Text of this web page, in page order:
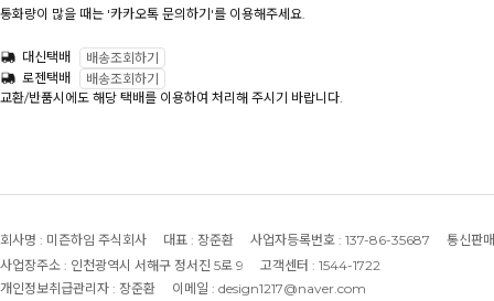
통화량이 많을 때는 '카카오톡 문의하기'를 이용해주세요.
대신택배
배송조회하기
로젠택배
배송조회하기
교환/반품시에도 해당 택배를 이용하여 처리해 주시기 바랍니다.
회사명 : 미즌하임 주식회사 대표 : 장준환 사업자등록번호 : 137-86-35687
통신판
사업장주소 : 인천광역시 서해구 정서진 5로 9 고객센터 : 1544-1722
개인정보취급관리자 : 장준환 이메일 : design1217@naver.com